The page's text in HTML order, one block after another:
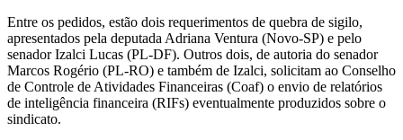
Entre os pedidos, estão dois requerimentos de quebra de sigilo,
apresentados pela deputada Adriana Ventura (Novo-SP) e pelo
senador Izalci Lucas (PL-DF). Outros dois, de autoria do senador
Marcos Rogério (PL-RO) e também de Izalci, solicitam ao Conselho
de Controle de Atividades Financeiras (Coaf) o envio de relatórios
de inteligência financeira (RIFs) eventualmente produzidos sobre o
sindicato.